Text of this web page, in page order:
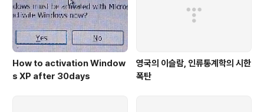
How to activation Window
s XP after 30days
영국의 이슬람, 인류통계학의 시한
폭탄